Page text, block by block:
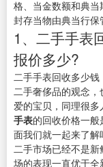
格、当金数额和典
封存当物由典当行保
1、二手手表
报价多少?
二手手表回收多少
二手奢侈品的观念
爱的宝贝，同理很
手表的回收价格一
面我们就一起来了
二手市场已经不是
场的表现一直优于